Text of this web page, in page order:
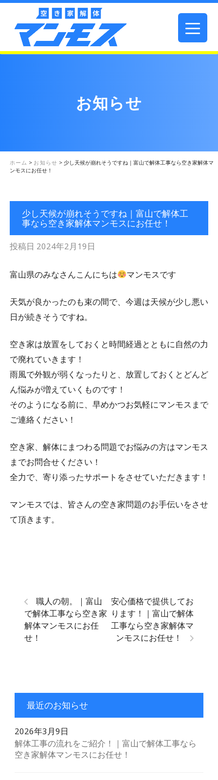
お知らせ
ホーム > お知らせ > 少し天候が崩れそうですね｜富山で解体工事なら空き家解体マ
ンモスにお任せ！
少し天候が崩れそうですね｜富山で解体工
事なら空き家解体マンモスにお任せ！
投稿日 2024年2月19日
富山県のみなさんこんにちは マンモスです
天気が良かったのも束の間で、今週は天候が少し悪い
日が続きそうですね。
空き家は放置をしておくと時間経過とともに自然の力
で廃れていきます！
雨風で外観が弱くなったりと、放置しておくとどんど
ん悩みが増えていくものです！
そのようになる前に、早めかつお気軽にマンモスまで
ご連絡ください！
空き家、解体にまつわる問題でお悩みの方はマンモス
までお問合せください！
全力で、寄り添ったサポートをさせていただきます！
マンモスでは、皆さんの空き家問題のお手伝いをさせ
て頂きます。
職人の朝。｜富山
で解体工事なら空き家
解体マンモスにお任
せ！
安心価格で提供してお
ります！｜富山で解体
工事なら空き家解体マ
ンモスにお任せ！
最近のお知らせ
2026年3月9日
解体工事の流れをご紹介！｜富山で解体工事なら
空き家解体マンモスにお任せ！